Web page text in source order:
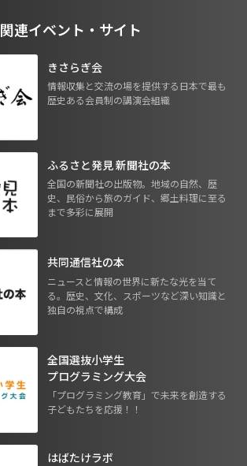
関連イベント・サイト
きさらぎ会
情報収集と交流の場を提供する日本で最も
歴史ある会員制の講演会組織
ふるさと発見 新聞社の本
全国の新聞社の出版物。地域の自然、歴
史、民俗から旅のガイド、郷土料理に至る
まで多彩に展開
共同通信社の本
ニュースと情報の世界に新たな光を当て
る。歴史、文化、スポーツなど深い知識と
独自の視点で構成
全国選抜小学生
プログラミング大会
「プログラミング教育」で未来を創造する
子どもたちを応援！！
はばたけラボ